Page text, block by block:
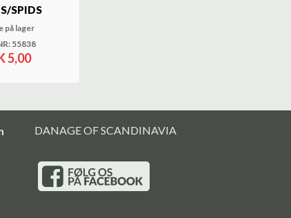
SPIDS
på lager
55838
5,00
DANAGE OF SCANDINAVIA